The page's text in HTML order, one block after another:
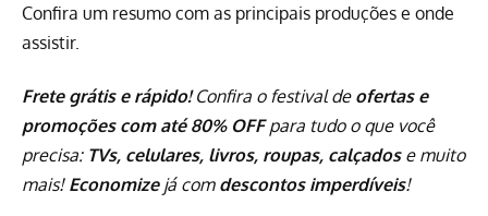
Confira um resumo com as principais produções e onde
assistir.
Frete grátis e rápido!Confira o festival de ofertas e
promoções com até 80% OFFpara tudo o que você
precisa: TVs, celulares, livros, roupas, calçadose muito
mais! Economizejá com descontos imperdíveis!